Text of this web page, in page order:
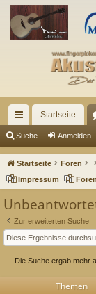
ch
ne
llz
ug
riff
Startseite
Suche Anmelden
Startseite Foren
Impressum
Zur erweiterten Suche
Die Suche ergab mehr
Themen